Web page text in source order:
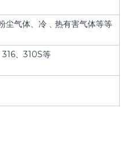
尘气体、冷﹑热有害气体等等
、310S等